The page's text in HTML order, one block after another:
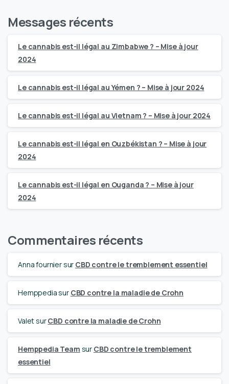
Messages récents
Le cannabis est-il légal au Zimbabwe ? – Mise à jour
2024
Le cannabis est-il légal au Yémen ? – Mise à jour 2024
Le cannabis est-il légal au Vietnam ? – Mise à jour 2024
Le cannabis est-il légal en Ouzbékistan ? – Mise à jour
2024
Le cannabis est-il légal en Ouganda ? – Mise à jour
2024
Commentaires récents
Anna fourniersur CBD contre le tremblement essentiel
Hemppediasur CBD contre la maladie de Crohn
ValetsurCBD contre la maladie de Crohn
Hemppedia Team sur CBD contre le tremblement
essentiel